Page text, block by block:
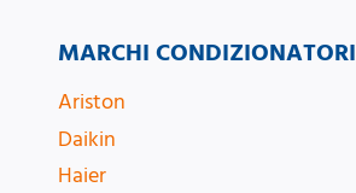
MARCHI CONDIZIONATORI
Ariston
Daikin
Haier